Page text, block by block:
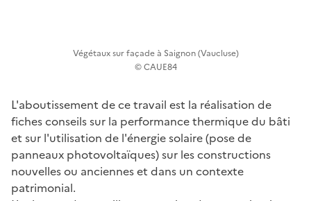
Végétaux sur façade à Saignon (Vaucluse)
© CAUE84
L'aboutissement de ce travail est la réalisation de
fiches conseils sur la performance thermique du bâti
et sur l'utilisation de l'énergie solaire (pose de
panneaux photovoltaïques) sur les constructions
nouvelles ou anciennes et dans un contexte
patrimonial.